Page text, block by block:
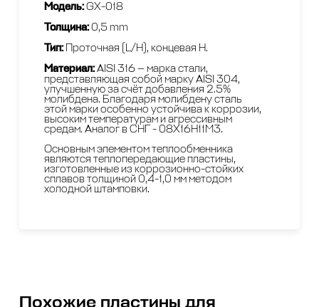
Модель:GX-018
Толщина:0,5 mm
Тип:Проточная (L/H), концевая H.
Материал:AISI 316 — марка стали,
представляющая собой марку AISI 304,
улучшенную за счёт добавления 2.5%
молибдена. Благодаря молибдену сталь
этой марки особенно устойчива к коррозии,
высоким температурам и агрессивным
средам. Аналог в СНГ - 08Х16Н11М3.
Основным элементом теплообменника
являются теплопередающие пластины,
изготовленные из коррозионно-стойких
сплавов толщиной 0,4-1,0 мм методом
холодной штамповки.
Похожие пластины для